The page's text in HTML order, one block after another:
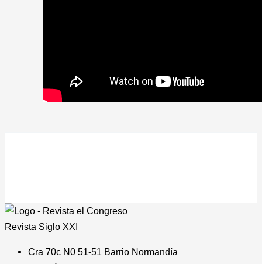
Revista Siglo XXI
Cra 70c N0 51-51 Barrio Normandía